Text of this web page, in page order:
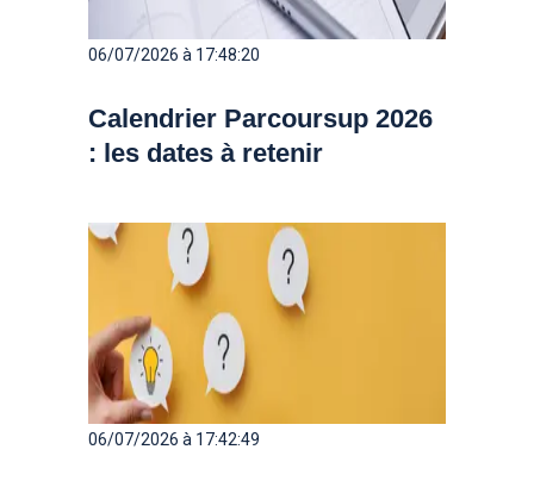
06/07/2026 à 17:48:20
Calendrier Parcoursup 2026
: les dates à retenir
06/07/2026 à 17:42:49